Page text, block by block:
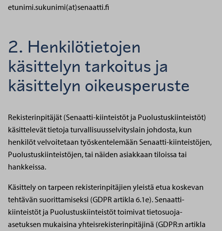
etunimi.sukunimi(at)senaatti.fi
2. Henkilötietojen
käsittelyn tarkoitus ja
käsittelyn oikeusperuste
Rekisterinpitäjät (Senaatti-kiinteistöt ja Puolustuskiinteistöt)
käsittelevät tietoja turvallisuusselvityslain johdosta, kun
henkilöt velvoitetaan työskentelemään Senaatti-kiinteistöjen,
Puolustuskiinteistöjen, tai näiden asiakkaan tiloissa tai
hankkeissa.
Käsittely on tarpeen rekisterinpitäjien yleistä etua koskevan
tehtävän suorittamiseksi (GDPR artikla 6.1e). Senaatti-
kiinteistöt ja Puolustuskiinteistöt toimivat tietosuoja-
asetuksen mukaisina yhteisrekisterinpitäjinä (GDPR:n artikla